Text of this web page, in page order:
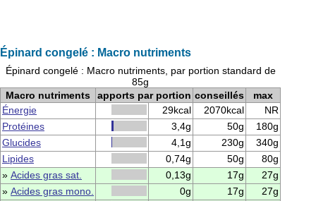
Épinard congelé : Macro nutriments
Épinard congelé : Macro nutriments, par portion standard de
85g
Macro nutriments
apports par portion conseillés
max
Énergie
29kcal 2070kcal
NR
Protéines
3,4g 50g
180g
Glucides
4,1g 230g
340g
Lipides
0,74g 50g
80g
» Acides gras sat. 0,13g 17g
27g
» Acides gras mono. 0g 17g
27g